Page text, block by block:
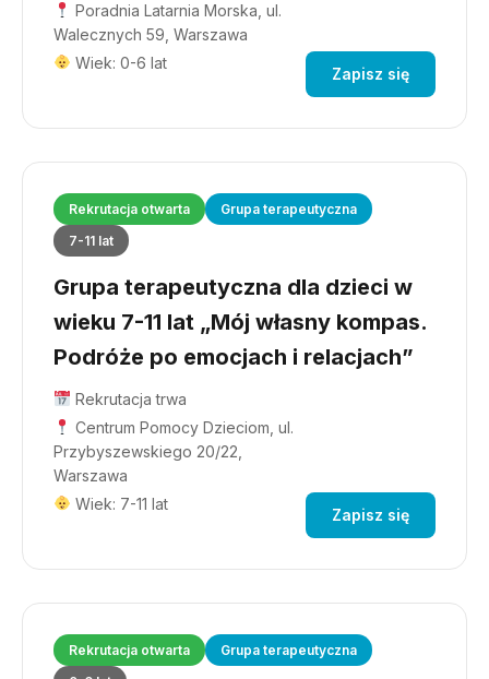
Poradnia Latarnia Morska, ul.
Walecznych 59, Warszawa
Wiek: 0-6 lat
Zapisz się
Rekrutacja otwarta
Grupa terapeutyczna
7-11 lat
Grupa terapeutyczna dla dzieci w
wieku 7-11 lat „Mój własny kompas.
Podróże po emocjach i relacjach”
Rekrutacja trwa
Centrum Pomocy Dzieciom, ul.
Przybyszewskiego 20/22,
Warszawa
Wiek: 7-11 lat
Zapisz się
Rekrutacja otwarta
Grupa terapeutyczna